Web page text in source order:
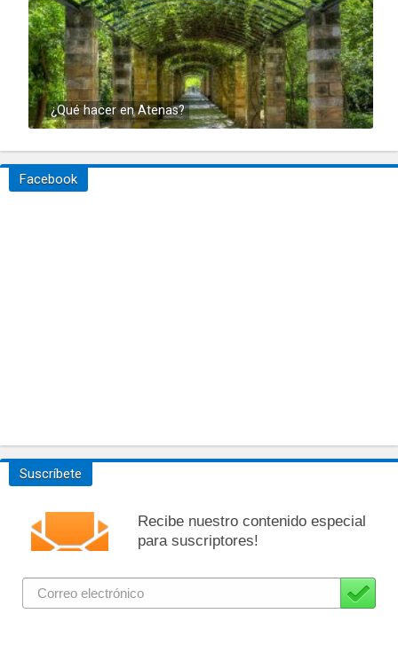
¿Qué hacer en Atenas?
Facebook
Suscríbete
Recibe nuestro contenido especial
para suscriptores!